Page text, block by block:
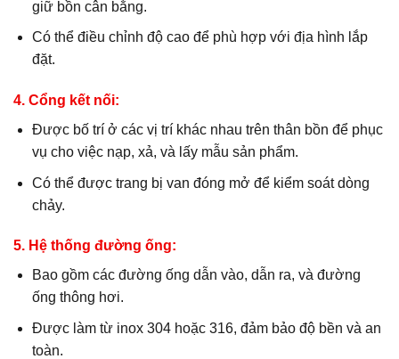
giữ bồn cân bằng.
Có thể điều chỉnh độ cao để phù hợp với địa hình lắp
đặt.
4. Cổng kết nối:
Được bố trí ở các vị trí khác nhau trên thân bồn để phục
vụ cho việc nạp, xả, và lấy mẫu sản phẩm.
Có thể được trang bị van đóng mở để kiểm soát dòng
chảy.
5. Hệ thống đường ống:
Bao gồm các đường ống dẫn vào, dẫn ra, và đường
ống thông hơi.
Được làm từ inox 304 hoặc 316, đảm bảo độ bền và an
toàn.